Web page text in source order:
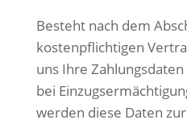
Besteht nach dem
kostenpflichtigen
uns Ihre Zahlungsdaten
bei
werden diese Daten